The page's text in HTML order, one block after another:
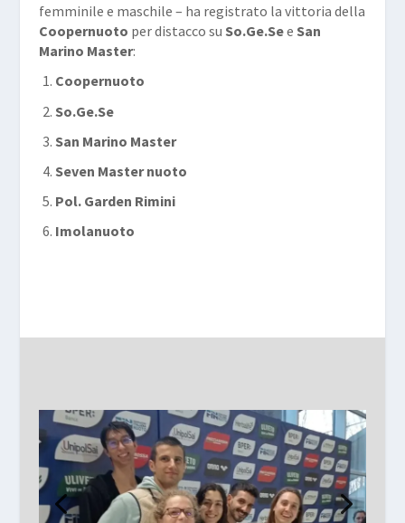
femminile e maschile – ha registrato la vittoria della
Coopernuoto per distacco su So.Ge.See San
Marino Master:
Coopernuoto
So.Ge.Se
San Marino Master
Seven Master nuoto
Pol. Garden Rimini
Imolanuoto